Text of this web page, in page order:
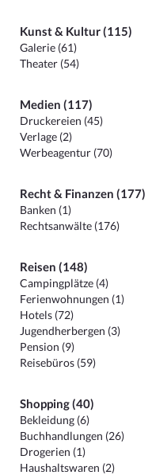
Kunst & Kultur (115)
Galerie (61)
Theater (54)
Medien (117)
Druckereien (45)
Verlage (2)
Werbeagentur (70)
Recht & Finanzen (177)
Banken (1)
Rechtsanwälte (176)
Reisen (148)
Campingplätze (4)
Ferienwohnungen (1)
Hotels (72)
Jugendherbergen (3)
Pension (9)
Reisebüros (59)
Shopping (40)
Bekleidung (6)
Buchhandlungen (26)
Drogerien (1)
Haushaltswaren (2)